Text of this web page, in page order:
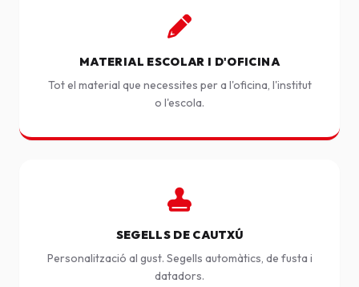
MATERIAL ESCOLAR I D'OFICINA
Tot el material que necessites per a l'oficina, l'institut
o l'escola.
SEGELLS DE CAUTXÚ
Personalització al gust. Segells automàtics, de fusta i
datadors.